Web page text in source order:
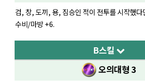
검, 창, 도끼, 용, 짐승인 적이 전투를 시작했다
수비/마방 +6.
B스킬
오의대형 3